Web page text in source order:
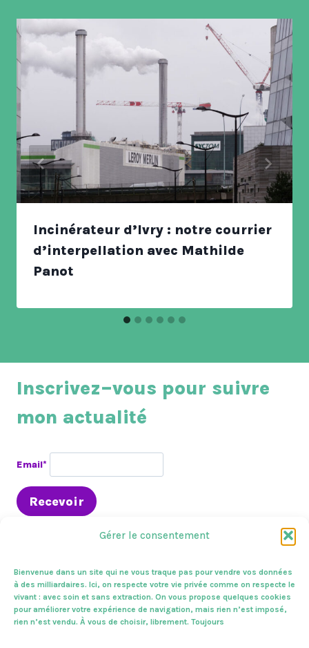
Gérer le consentement
Bienvenue dans un site qui ne vous traque pas pour vendre vos données
à des milliardaires. Ici, on respecte votre vie privée comme on respecte le
vivant : avec soin et sans extraction. On vous propose quelques cookies
pour améliorer votre expérience de navigation, mais rien n’est imposé,
rien n’est vendu. À vous de choisir, librement. Toujours
Incinérateur d’Ivry : notre courrier
d’interpellation avec Mathilde
Panot
Inscrivez–vous pour suivre
mon actualité
Email*
En circo Presse & médias
A l’assemblée
Sur le terrain
Zoom sur Mes combats